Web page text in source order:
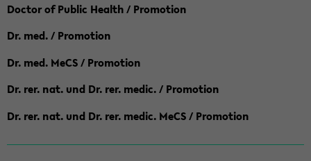
Doctor of Public Health / Promotion
Dr. med. / Promotion
Dr. med. MeCS / Promotion
Dr. rer. nat. und Dr. rer. medic. / Promotion
Dr. rer. nat. und Dr. rer. medic. MeCS / Promotion